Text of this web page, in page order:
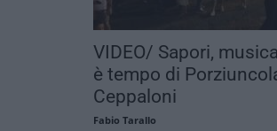
VIDEO/ Sapori,
è tempo di
Ceppaloni
Fabio Tarallo